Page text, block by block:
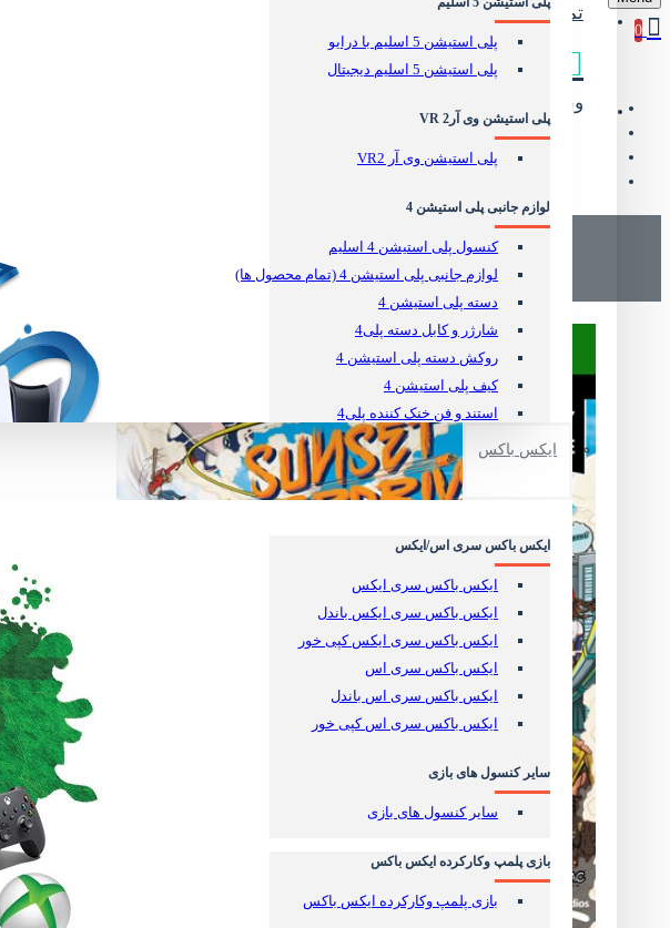
تماس مستقیمجهت رفع مشکلات
وبلاگ دریم کالا
پلی استیشن 5 اسلیم با درایو
پلی استیشن 5 اسلیم دیجیتال
پلی استیشن وی آر2 VR
پلی استیشن وی آر VR2
لوازم جانبی پلی استیشن 4
کنسول پلی استیشن 4 اسلیم
لوازم جانبی پلی استیشن 4 (تمام محصول ها)
دسته پلی استیشن 4
شارژر و کابل دسته پلی4
روکش دسته پلی استیشن 4
کیف پلی استیشن 4
استند و فن خنک کننده پلی4
کنسول و لوازم جانبی کارکرده
کنسول و لوازم جانبی کارکرده
دیسک بازی پلی استیشن
بازی پلمپ PS VR2
بازی پلمپ پلی استیشن 5
بازی کارکرده پلی استیشن 5
بازی پلمپ پلی استیشن 4
بازی کارکرده پلی استیشن 4
استیل بوک - SteelBook
لوازم جانبی پلی استیشن 5
لوازم جانبی پلی 5 (تمام محصول ها)
انواع کنترلر و دسته Dualsense
هارد SSD پلی استیشن 5
ایکس باکس
ایکس باکس سری اس/ایکس
ایکس باکس سری ایکس
ایکس باکس سری ایکس باندل
ایکس باکس سری ایکس کپی خور
ایکس باکس سری اس
ایکس باکس سری اس باندل
ایکس باکس سری اس کپی خور
سایر کنسول های بازی
سایر کنسول های بازی
بازی پلمپ وکارکرده ایکس باکس
بازی پلمپ وکارکرده ایکس باکس
0